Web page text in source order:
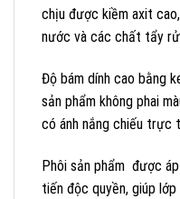
chịu được kiềm axit
nước và các chất tẩy
Độ bám dính cao bằng
sản phẩm không phai
có ánh nắng chiếu trực
Phôi sản phẩm được
tiến độc quyền, giúp